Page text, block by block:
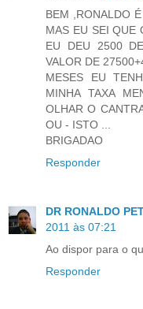
BEM ,RONALDO
MAS EU SEI QUE
EU DEU 2500
VALOR DE
MESES EU
MINHA TAXA
OLHAR O
OU - ISTO ...
BRIGADAO
Responder
DR RONALDO
2011 às 07:21
Ao dispor para o
Responder